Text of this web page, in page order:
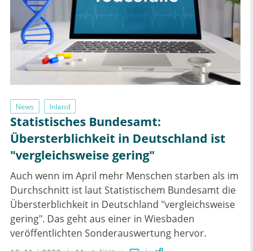
News Inland
Statistisches Bundesamt:
Übersterblichkeit in Deutschland ist
"vergleichsweise gering"
Auch wenn im April mehr Menschen starben als im
Durchschnitt ist laut Statistischem Bundesamt die
Übersterblichkeit in Deutschland "vergleichsweise
gering". Das geht aus einer in Wiesbaden
veröffentlichten Sonderauswertung hervor.